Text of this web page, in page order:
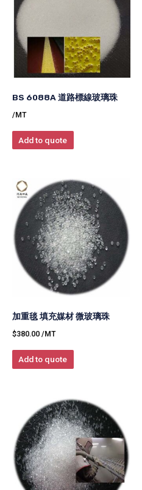
BS 6088A 道路標線玻璃珠
/MT
Add to quote
加重毯 填充媒材 微玻璃珠
$380.00 /MT
Add to quote